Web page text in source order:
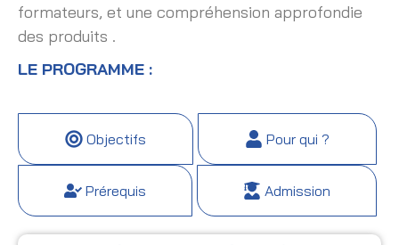
formateurs, et une compréhension approfondie
des produits .
LE PROGRAMME :
Objectifs Pour qui ?
Prérequis Admission